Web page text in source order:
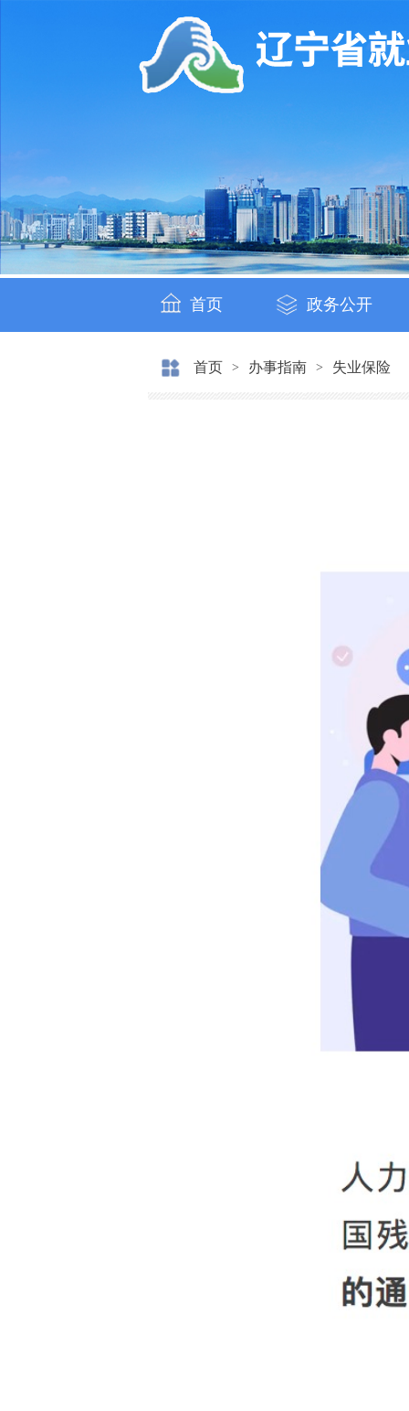
首页 政务公开
首页 > 办事指南 > 失业保险